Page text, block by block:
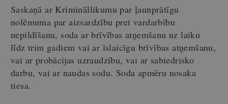
Saskaņā ar Krimināllikumu par ļaunprātīgu
nolēmuma par aizsardzību pret vardarbību
nepildīšanu, soda ar brīvības atņemšanu uz laiku
līdz trim gadiem vai ar īslaicīgu brīvības atņemšanu,
vai ar probācijas uzraudzību, vai ar sabiedrisko
darbu, vai ar naudas sodu. Soda apmēru nosaka
tiesa.